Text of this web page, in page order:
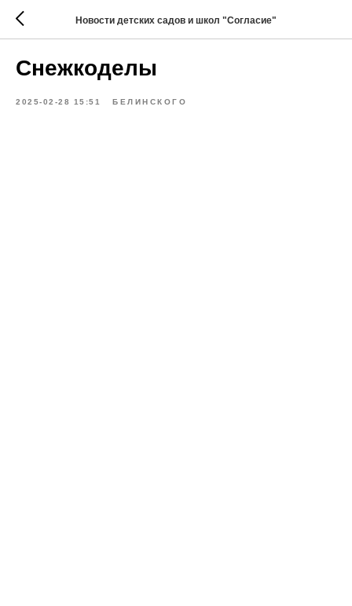
Новости детских садов и школ "Согласие"
Снежкоделы
2025-02-28 15:51 БЕЛИНСКОГО